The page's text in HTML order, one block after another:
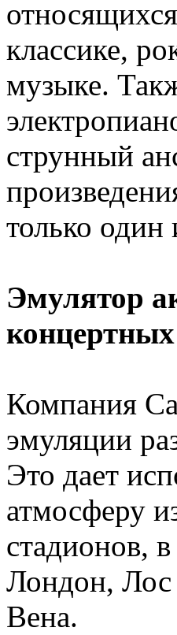
классике,
музыке.
струнный
только один
Эмулятор
Компания
эмуляции
Это дает
атмосферу
стадионов,
Лондон,
Вена.